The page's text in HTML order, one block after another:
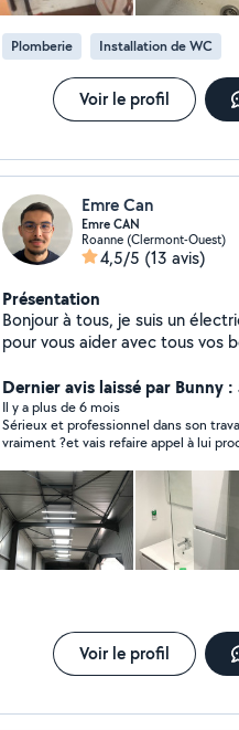
Plomberie Installation de WC
Voir le profil
Emre Can
Emre CAN
Roanne (Clermont-Ouest)
4,5/5 (13 avis)
Présentation
Bonjour à tous, je suis un
pour vous aider avec tous vos
d'expérience dans le domaine de
objectif principal est de fournir
qualité à mes clients. Que ce
nouveaux systèmes
pannes, ou la mise en
avec les normes de sécurité, je
accompagner. Je suis spécialisé dans diverses tâches
telles que le câblage
luminaires, les tableaux
matière d'électricité et je veille
travaux que je réalise
sécurité en vigueur. Je suis polyvalent j'ai également
petites bricole
Dernier avis laissé par Bunny
Il y a plus de 6 mois
Sérieux et professionnel dans son
vraiment ?et vais refaire appel à lui
Voir le profil